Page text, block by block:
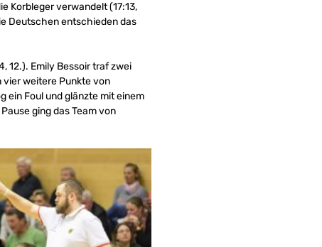
Korbleger verwandelt (17:13,
Deutschen entschieden das
12.). Emily Bessoir traf zwei
vier weitere Punkte von
ein Foul und glänzte mit einem
ging das Team von